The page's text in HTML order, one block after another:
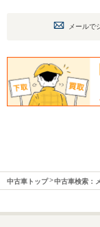
メールで
中古車トップ 中古車検索：